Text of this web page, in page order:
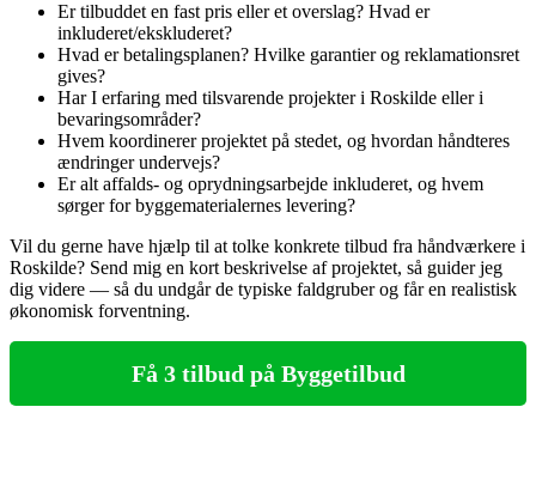
Er tilbuddet en fast pris eller et overslag? Hvad er
inkluderet/ekskluderet?
Hvad er betalingsplanen? Hvilke garantier og reklamationsret
gives?
Har I erfaring med tilsvarende projekter i Roskilde eller i
bevaringsområder?
Hvem koordinerer projektet på stedet, og hvordan håndteres
ændringer undervejs?
Er alt affalds- og oprydningsarbejde inkluderet, og hvem
sørger for byggematerialernes levering?
Vil du gerne have hjælp til at tolke konkrete tilbud fra håndværkere i
Roskilde? Send mig en kort beskrivelse af projektet, så guider jeg
dig videre — så du undgår de typiske faldgruber og får en realistisk
økonomisk forventning.
Få 3 tilbud på Byggetilbud